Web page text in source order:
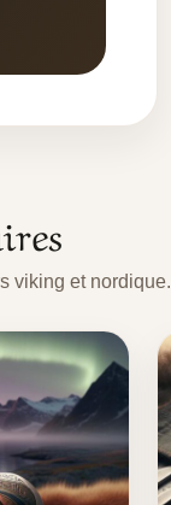
viking et nordique.